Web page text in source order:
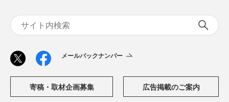
メールバックナンバー
寄稿・取材企画募集 広告掲載のご案内